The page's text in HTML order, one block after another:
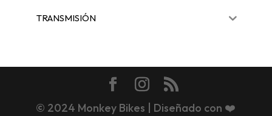
TRANSMISIÓN
© 2024 Monkey Bikes | Diseñado con ❤️